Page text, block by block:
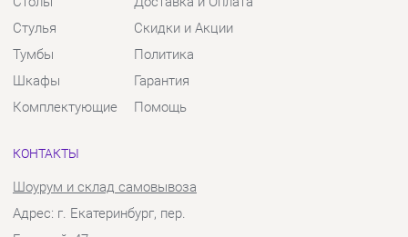
Шоурум и склад самовывоза
Адрес: г. Екатеринбург, пер.
Базовый, 47
Телефон: +7 (903) 000-00-00
Пн - Пт:10:00 - 18:00 (GMT+5)